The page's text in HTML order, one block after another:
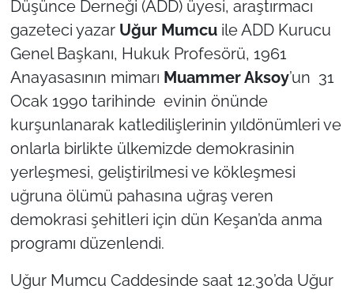
Düşünce Derneği (ADD) üyesi, araştırmacı
gazeteci yazar Uğur Mumcuile ADD Kurucu
Genel Başkanı, Hukuk Profesörü, 1961
Anayasasının mimarı Muammer Aksoy’un 31
Ocak 1990 tarihinde evinin önünde
kurşunlanarak katledilişlerinin yıldönümleri ve
onlarla birlikte ülkemizde demokrasinin
yerleşmesi, geliştirilmesi ve kökleşmesi
uğruna ölümü pahasına uğraş veren
demokrasi şehitleri için dün Keşan’da anma
programı düzenlendi.
Uğur Mumcu Caddesinde saat 12.30’da Uğur
ÇANAKKALE
TÜRKİYE
Bölge
Genel
Politika
Flaş Haber